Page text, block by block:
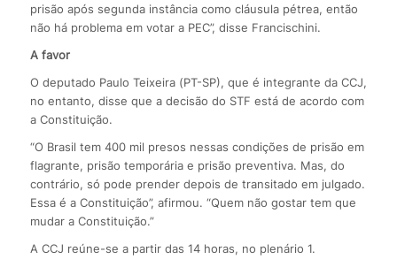
prisão após segunda instância como cláusula pétrea, então
não há problema em votar a PEC”, disse Francischini.
A favor
O deputado Paulo Teixeira (PT-SP), que é integrante da CCJ,
no entanto, disse que a decisão do STF está de acordo com
a Constituição.
“O Brasil tem 400 mil presos nessas condições de prisão em
flagrante, prisão temporária e prisão preventiva. Mas, do
contrário, só pode prender depois de transitado em julgado.
Essa é a Constituição”, afirmou. “Quem não gostar tem que
mudar a Constituição.”
A CCJ reúne-se a partir das 14 horas, no plenário 1.